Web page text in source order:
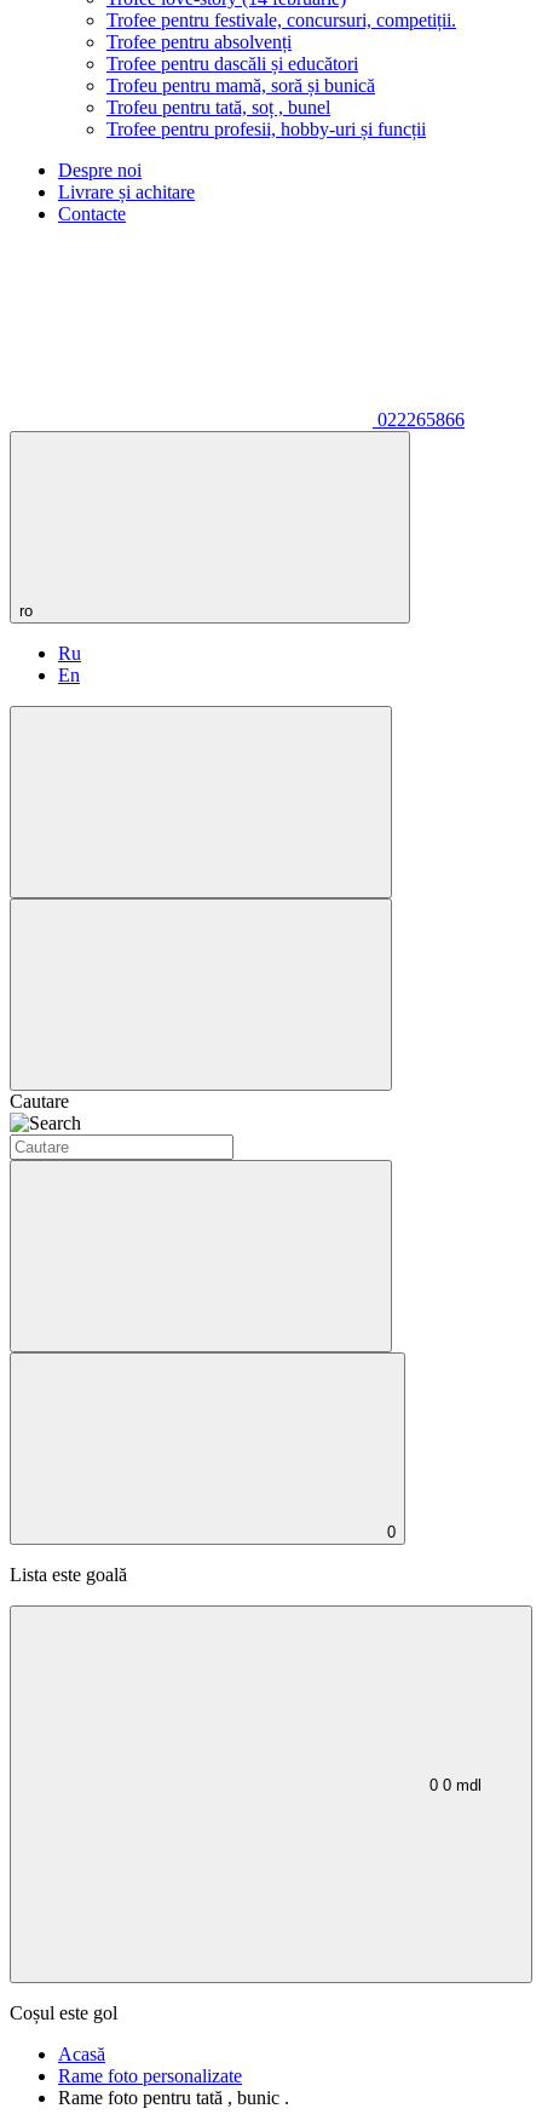
Trofee pentru festivale, concursuri, competiții.
Trofee pentru absolvenți
Trofee pentru dascăli și educători
Trofeu pentru mamă, soră și bunică
Trofeu pentru tată, soț , bunel
Trofee pentru profesii, hobby-uri și funcții
Despre noi
Livrare și achitare
Contacte
022265866
ro
Ru
En
Cautare
0
Lista este goală
0 0 mdl
Coșul este gol
Acasă
Rame foto personalizate
Rame foto pentru tată , bunic .